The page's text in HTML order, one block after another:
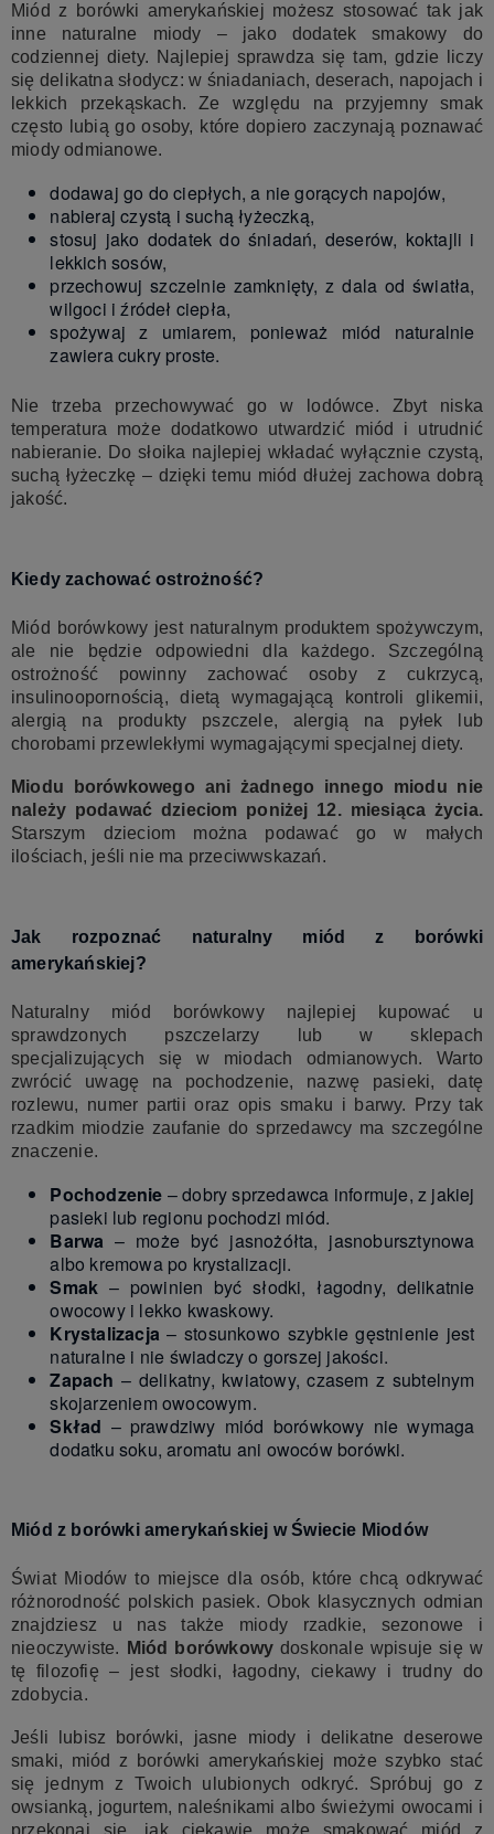
Miód z borówki amerykańskiej możesz stosować tak jak
inne naturalne miody – jako dodatek smakowy do
codziennej diety. Najlepiej sprawdza się tam, gdzie liczy
się delikatna słodycz: w śniadaniach, deserach, napojach i
lekkich przekąskach. Ze względu na przyjemny smak
często lubią go osoby, które dopiero zaczynają poznawać
miody odmianowe.
dodawaj go do ciepłych, a nie gorących napojów,
nabieraj czystą i suchą łyżeczką,
stosuj jako dodatek do śniadań, deserów, koktajli i
lekkich sosów,
przechowuj szczelnie zamknięty, z dala od światła,
wilgoci i źródeł ciepła,
spożywaj z umiarem, ponieważ miód naturalnie
zawiera cukry proste.
Nie trzeba przechowywać go w lodówce. Zbyt niska
temperatura może dodatkowo utwardzić miód i utrudnić
nabieranie. Do słoika najlepiej wkładać wyłącznie czystą,
suchą łyżeczkę – dzięki temu miód dłużej zachowa dobrą
jakość.
Kiedy zachować ostrożność?
Miód borówkowy jest naturalnym produktem spożywczym,
ale nie będzie odpowiedni dla każdego. Szczególną
ostrożność powinny zachować osoby z cukrzycą,
insulinoopornością, dietą wymagającą kontroli glikemii,
alergią na produkty pszczele, alergią na pyłek lub
chorobami przewlekłymi wymagającymi specjalnej diety.
Miodu borówkowego ani żadnego innego miodu nie
należy podawać dzieciom poniżej 12. miesiąca życia.
Starszym dzieciom można podawać go w małych
ilościach, jeśli nie ma przeciwwskazań.
Jak rozpoznać naturalny miód z borówki
amerykańskiej?
Naturalny miód borówkowy najlepiej kupować u
sprawdzonych pszczelarzy lub w sklepach
specjalizujących się w miodach odmianowych. Warto
zwrócić uwagę na pochodzenie, nazwę pasieki, datę
rozlewu, numer partii oraz opis smaku i barwy. Przy tak
rzadkim miodzie zaufanie do sprzedawcy ma szczególne
znaczenie.
Pochodzenie – dobry sprzedawca informuje, z jakiej
pasieki lub regionu pochodzi miód.
Barwa – może być jasnożółta, jasnobursztynowa
albo kremowa po krystalizacji.
Smak – powinien być słodki, łagodny, delikatnie
owocowy i lekko kwaskowy.
Krystalizacja – stosunkowo szybkie gęstnienie jest
naturalne i nie świadczy o gorszej jakości.
Zapach – delikatny, kwiatowy, czasem z subtelnym
skojarzeniem owocowym.
Skład – prawdziwy miód borówkowy nie wymaga
dodatku soku, aromatu ani owoców borówki.
Miód z borówki amerykańskiej w Świecie Miodów
Świat Miodów to miejsce dla osób, które chcą odkrywać
różnorodność polskich pasiek. Obok klasycznych odmian
znajdziesz u nas także miody rzadkie, sezonowe i
nieoczywiste.
Miód borówkowy doskonale wpisuje się w
tę filozofię – jest słodki, łagodny, ciekawy i trudny do
zdobycia.
Jeśli lubisz borówki, jasne miody i delikatne deserowe
smaki, miód z borówki amerykańskiej może szybko stać
się jednym z Twoich ulubionych odkryć. Spróbuj go z
owsianką, jogurtem, naleśnikami albo świeżymi owocami i